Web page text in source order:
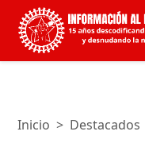
Inicio > Destacados